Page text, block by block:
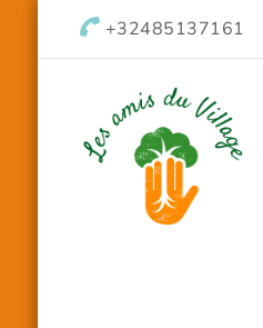
+32485137161